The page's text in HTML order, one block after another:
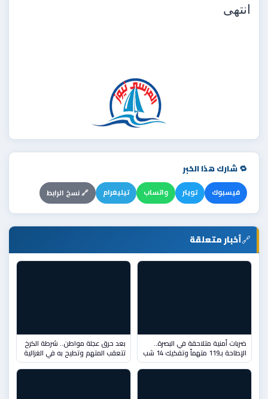
انتهى
🔁 شارك هذا الخبر
فيسبوك تويتر واتساب تيليغرام 🔗 نسخ الرابط
🔗أخبار متعلقة
ضربات أمنية متلاحقة في البصرة..
الإطاحة بـ119 متهماً وتفكيك 14 شب
بعد حرق عجلة مواطن.. شرطة الكرخ
تتعقب المتهم وتطيح به في الغزالية